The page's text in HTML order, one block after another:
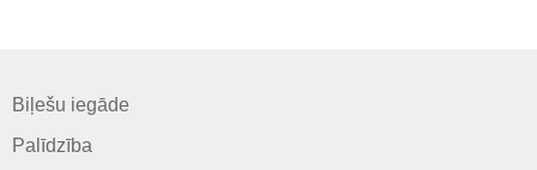
Biļešu iegāde
Palīdzība